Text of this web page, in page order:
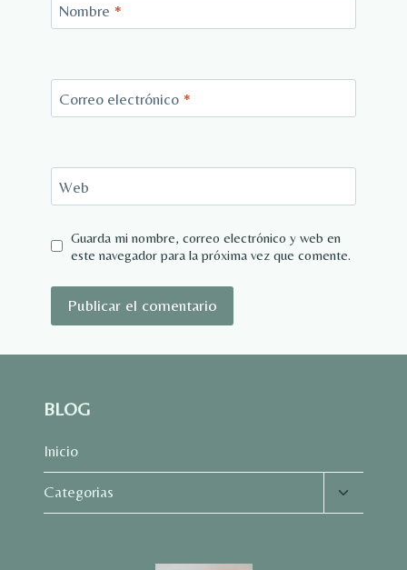
Nombre *
Correo electrónico *
Web
Guarda mi nombre, correo electrónico y web en
este navegador para la próxima vez que comente.
BLOG
Inicio
Categorias
Alternar
menú